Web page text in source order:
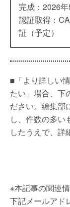
完成：2026年
認証取得：
証（予定）
■「より詳しい
たい」場合、下
ださい。編集部
し、件数の多い
したうえで、詳
※本記事の関連
下記メールアド